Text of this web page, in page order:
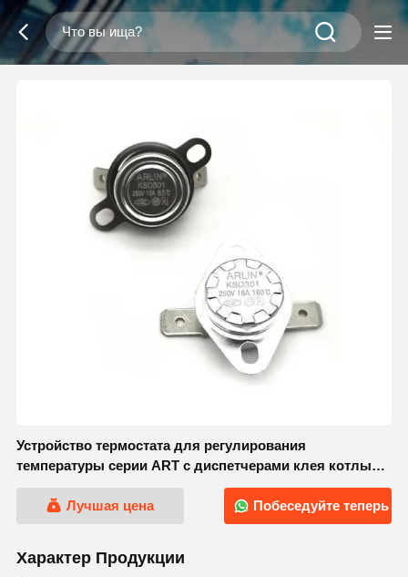
Устройство термостата для регулирования
температуры серии ART с диспетчерами клея котлы
Лучшая цена
Побеседуйте теперь
Характер Продукции